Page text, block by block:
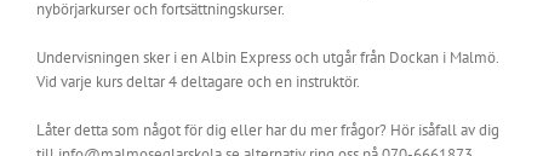
nybörjarkurser och fortsättningskurser.
Undervisningen sker i en Albin Express och utgår från Dockan i Malmö.
Vid varje kurs deltar 4 deltagare och en instruktör.
Låter detta som något för dig eller har du mer frågor? Hör isåfall av dig